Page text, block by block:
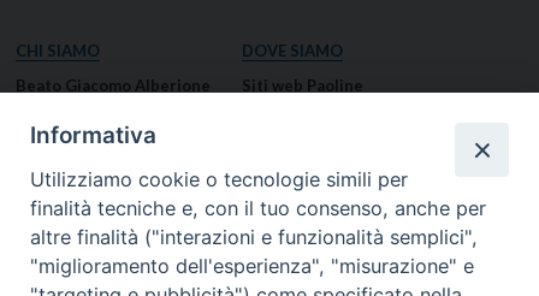
CHI SIAMO
Beato Giacomo Alberione
Missione Paolina
Luoghi delle Origini
Governo Generale
DOVE SIAMO
Siti web Paoline
Notizie dal governo generale
Notizie in breve
RISORSE
Informativa
Utilizziamo cookie o tecnologie simili per
finalità tecniche e, con il tuo consenso, anche per
altre finalità ("interazioni e funzionalità semplici",
"miglioramento dell'esperienza", "misurazione" e